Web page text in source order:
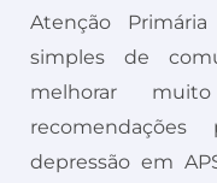
Atenção
simples de
melhorar
depressão em